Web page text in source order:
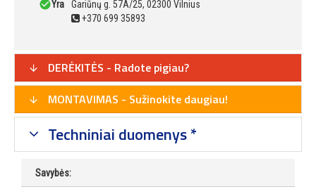
Yra
Gariūnų g. 57A/25, 02300 Vilnius
+370 699 35893
DERĖKITĖS - Radote pigiau?
MONTAVIMAS - Sužinokite daugiau!
Techniniai duomenys *
Savybės: